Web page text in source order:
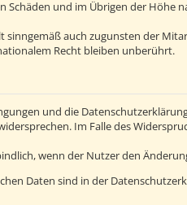
Schäden und im Übrigen der
sinngemäß auch zugunsten der
Recht bleiben unberührt.
und die
Im Falle des
wenn der Nutzer den
Daten sind in der